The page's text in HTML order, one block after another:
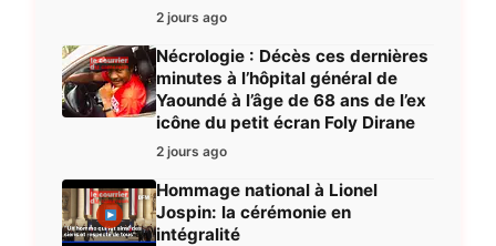
2 jours ago
Nécrologie : Décès ces dernières
minutes à l’hôpital général de
Yaoundé à l’âge de 68 ans de l’ex
icône du petit écran Foly Dirane
2 jours ago
Hommage national à Lionel
Jospin: la cérémonie en
intégralité